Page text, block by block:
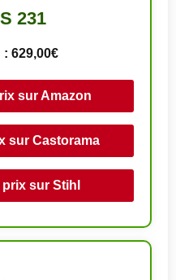
231
629,00€
sur Amazon
sur Castorama
sur Stihl